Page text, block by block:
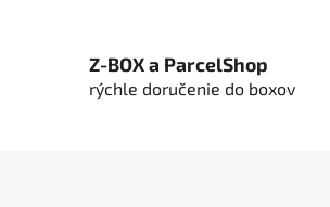
Z-BOX a ParcelShop
rýchle doručenie do boxov